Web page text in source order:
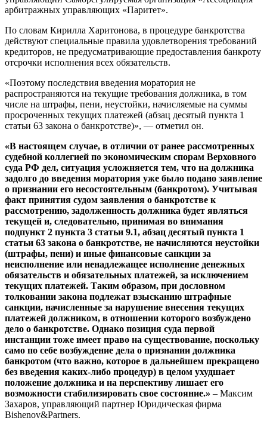
арбитражных управляющих «Паритет».
По словам Кирилла Харитонова, в процедуре банкротства
действуют специальные правила удовлетворения требований
кредиторов, не предусматривающие предоставления банкроту
отсрочки исполнения всех обязательств.
«Поэтому последствия введения моратория не
распространяются на текущие требования должника, в том
числе на штрафы, пени, неустойки, начисляемые на суммы
просроченных текущих платежей (абзац десятый пункта 1
статьи 63 закона о банкротстве)», — отметил он.
«В настоящем случае, в отличии от ранее рассмотренных
судебной коллегией по экономическим спорам Верховного
суда РФ дел, ситуация усложняется тем, что на должника
задолго до введения моратория уже было подано заявление
о признании его несостоятельным (банкротом). Учитывая
факт принятия судом заявления о банкротстве к
рассмотрению, задолженность должника будет являться
текущей и, следовательно, принимая во внимания
подпункт 2 пункта 3 статьи 9.1, абзац десятый пункта 1
статьи 63 закона о банкротстве, не начисляются неустойки
(штрафы, пени) и иные финансовые санкции за
неисполнение или ненадлежащее исполнение денежных
обязательств и обязательных платежей, за исключением
текущих платежей. Таким образом, при дословном
толковании закона подлежат взысканию штрафные
санкции, начисленные за нарушение внесения текущих
платежей должником, в отношении которого возбуждено
дело о банкротстве. Однако позиция суда первой
инстанции тоже имеет право на существование, поскольку
само по себе возбуждение дела о признании должника
банкротом (что важно, которое в дальнейшем прекращено
без введения каких-либо процедур) в целом ухудшает
положение должника и на перспективу лишает его
возможности стабилизировать свое состояние.» – Максим
Захаров, управляющий партнер Юридическая фирма
Bishenov&Partners.